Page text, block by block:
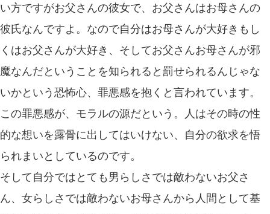
い方ですがお父さんの彼女で、お父さんはお母さんの
彼氏なんですよ。なので自分はお母さんが大好きもし
くはお父さんが大好き、そしてお父さんお母さんが邪
魔なんだということを知られると罰せられるんじゃな
いかという恐怖心、罪悪感を抱くと言われています。
この罪悪感が、モラルの源だという。人はその時の性
的な想いを露骨に出してはいけない、自分の欲求を悟
られまいとしているのです。
そして自分ではとても男らしさでは敵わないお父さ
ん、女らしさでは敵わないお母さんから人間として基